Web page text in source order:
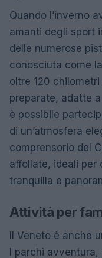
Quando l’inverno
amanti degli sport
delle numerose
conosciuta come
oltre 120
preparate, adatte
è possibile
di un’atmosfera
comprensorio del
affollate, ideali per
tranquilla e
Attività per
Il Veneto è anche
I parchi